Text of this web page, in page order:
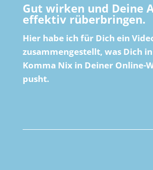
Gut wirken und Deine
effektiv rüberbringen.
Hier habe ich für Dich ein
zusammengestellt, was Dich
Komma Nix in Deiner Online-
pusht.